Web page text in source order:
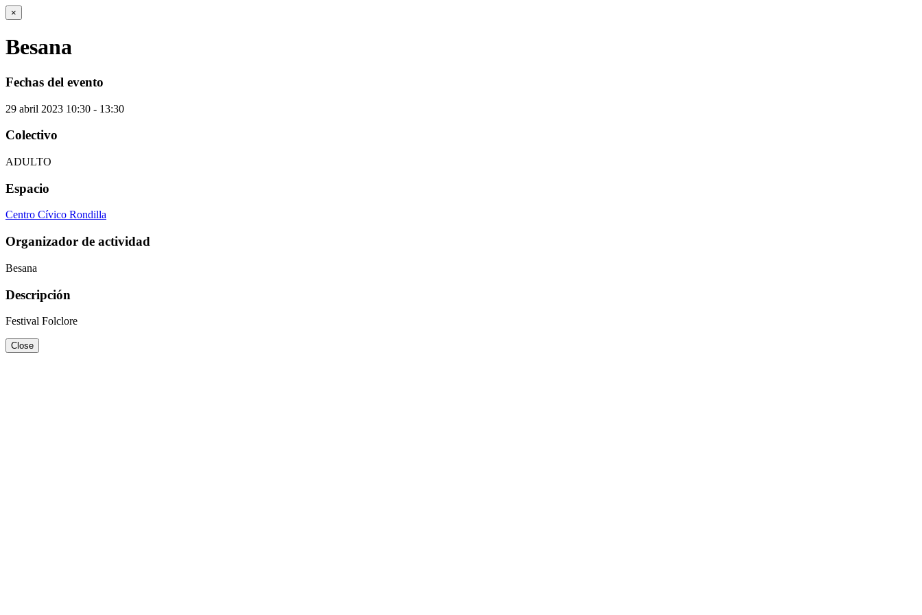
×
Besana
Fechas del evento
29 abril 2023 10:30 - 13:30
Colectivo
ADULTO
Espacio
Centro Cívico Rondilla
Organizador de actividad
Besana
Descripción
Festival Folclore
Close